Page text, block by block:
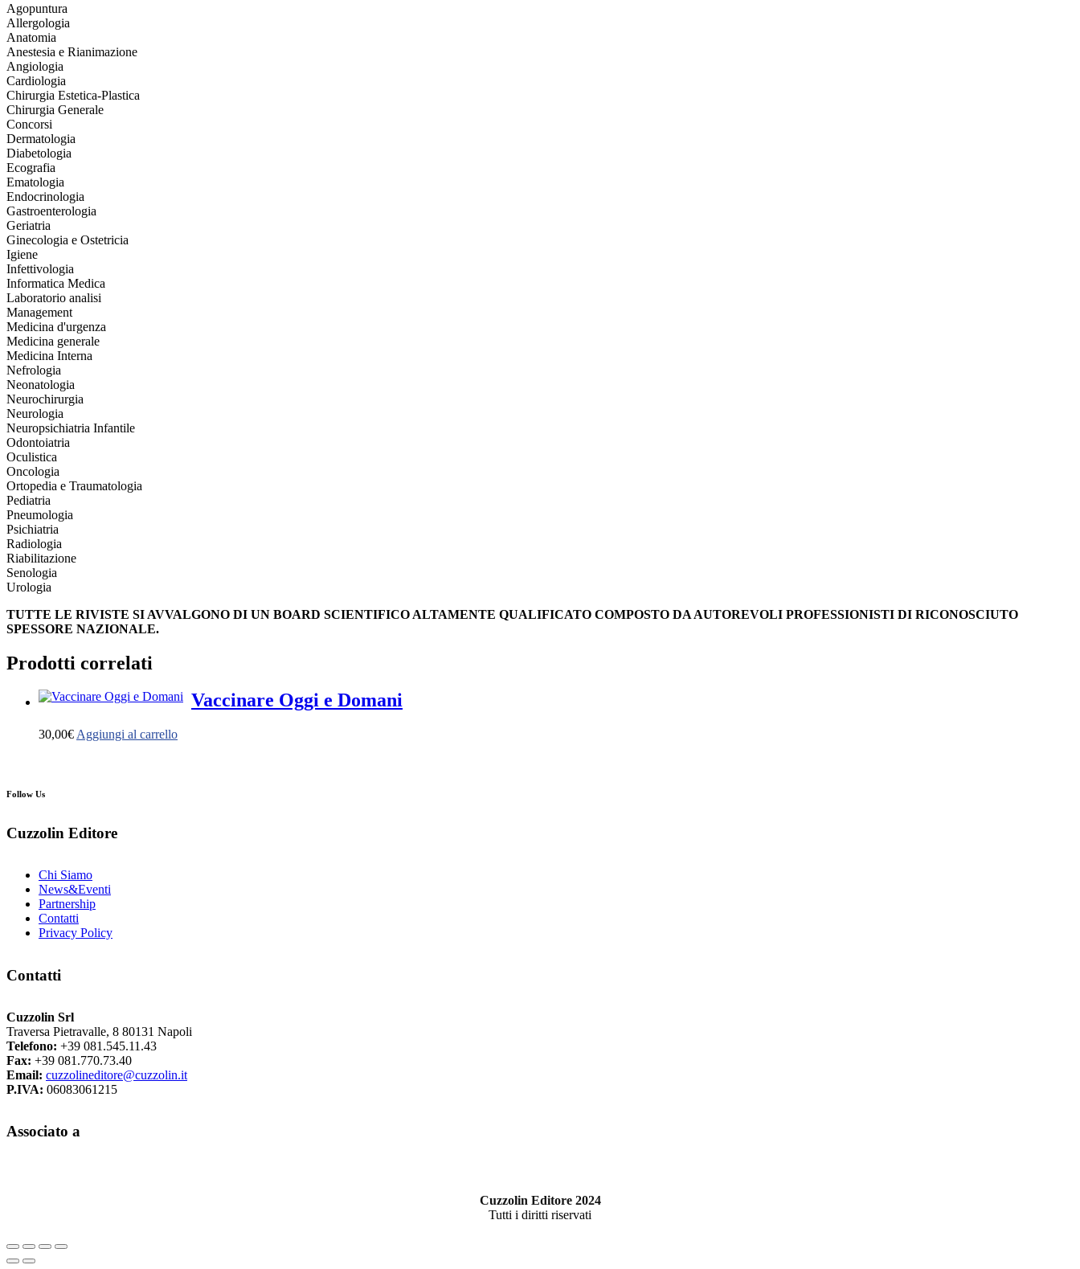
Agopuntura
Allergologia
Anatomia
Anestesia e Rianimazione
Angiologia
Cardiologia
Chirurgia Estetica-Plastica
Chirurgia Generale
Concorsi
Dermatologia
Diabetologia
Ecografia
Ematologia
Endocrinologia
Gastroenterologia
Geriatria
Ginecologia e Ostetricia
Igiene
Infettivologia
Informatica Medica
Laboratorio analisi
Management
Medicina d'urgenza
Medicina generale
Medicina Interna
Nefrologia
Neonatologia
Neurochirurgia
Neurologia
Neuropsichiatria Infantile
Odontoiatria
Oculistica
Oncologia
Ortopedia e Traumatologia
Pediatria
Pneumologia
Psichiatria
Radiologia
Riabilitazione
Senologia
Urologia
TUTTE LE RIVISTE SI AVVALGONO DI UN BOARD SCIENTIFICO ALTAMENTE QUALIFICATO COMPOSTO DA AUTOREVOLI PROFESSIONISTI DI RICONOSCIUTO
SPESSORE NAZIONALE.
Prodotti correlati
Vaccinare Oggi e Domani
30,00€ Aggiungi al carrello
Follow Us
Cuzzolin Editore
Chi Siamo
News&Eventi
Partnership
Contatti
Privacy Policy
Contatti
Cuzzolin Srl
Traversa Pietravalle, 8 80131 Napoli
Telefono: +39 081.545.11.43
Fax: +39 081.770.73.40
Email: cuzzolineditore@cuzzolin.it
P.IVA: 06083061215
Associato a
Cuzzolin Editore 2024
Tutti i diritti riservati